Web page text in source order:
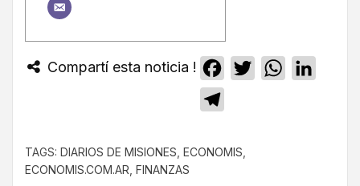
Compartí esta noticia ! Facebook
TwitterWhatsApp
TAGS: DIARIOS DE MISIONES ECONOMIS
ECONOMIS.COM.AR FINANZAS